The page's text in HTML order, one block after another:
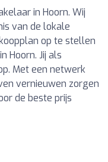
in Hoorn. Wij
van de lokale
op te stellen
Hoorn. Jij als
Met een netwerk
vernieuwen zorgen
de beste prijs